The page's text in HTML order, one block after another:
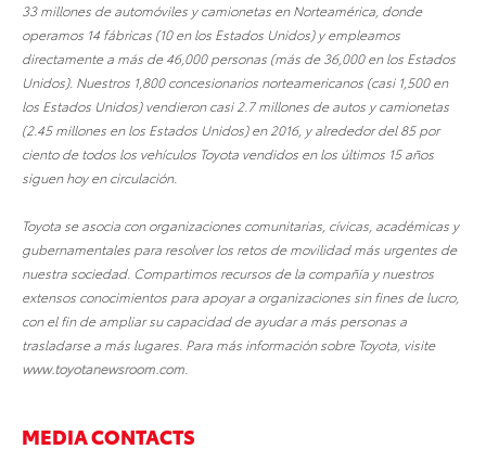
33 millones de automóviles y camionetas en Norteamérica, donde
operamos 14 fábricas (10 en los Estados Unidos) y empleamos
directamente a más de 46,000 personas (más de 36,000 en los Estados
Unidos). Nuestros 1,800 concesionarios norteamericanos (casi 1,500 en
los Estados Unidos) vendieron casi 2.7 millones de autos y camionetas
(2.45 millones en los Estados Unidos) en 2016, y alrededor del 85 por
ciento de todos los vehículos Toyota vendidos en los últimos 15 años
siguen hoy en circulación.
Toyota se asocia con organizaciones comunitarias, cívicas, académicas y
gubernamentales para resolver los retos de movilidad más urgentes de
nuestra sociedad. Compartimos recursos de la compañía y nuestros
extensos conocimientos para apoyar a organizaciones sin fines de lucro,
con el fin de ampliar su capacidad de ayudar a más personas a
trasladarse a más lugares. Para más información sobre Toyota, visite
www.toyotanewsroom.com
MEDIA CONTACTS